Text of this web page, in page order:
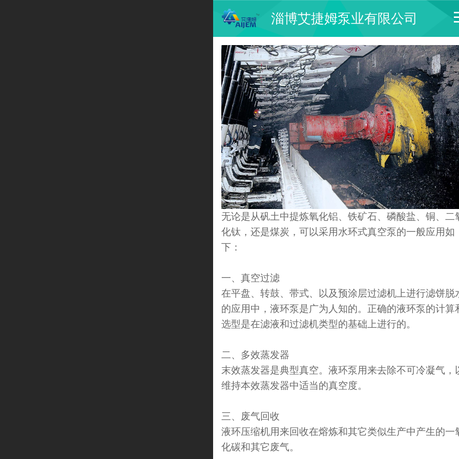
淄博艾捷姆泵业有限公司
无论是从矾土中提炼氧化铝、铁矿石、磷酸盐、铜、二
化钛，还是煤炭，可以采用水环式真空泵的一般应用如
下：
一、真空过滤
在平盘、转鼓、带式、以及预涂层过滤机上进行滤饼脱
的应用中，液环泵是广为人知的。正确的液环泵的计算
选型是在滤液和过滤机类型的基础上进行的。
二、多效蒸发器
末效蒸发器是典型真空。液环泵用来去除不可冷凝气，
维持本效蒸发器中适当的真空度。
三、废气回收
液环压缩机用来回收在熔炼和其它类似生产中产生的一
化碳和其它废气。